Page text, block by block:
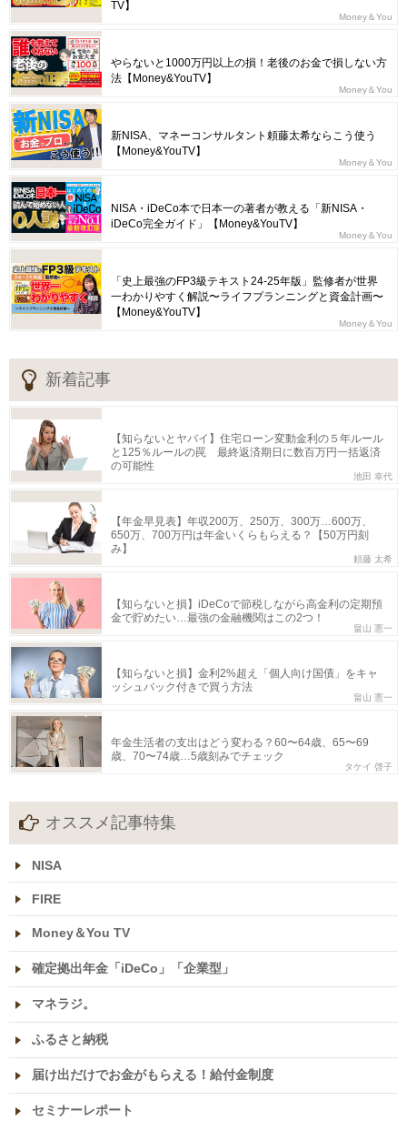
TV】
Money＆You
やらないと1000万円以上の損！老後のお金で損しない方
法【Money&YouTV】
Money＆You
新NISA、マネーコンサルタント頼藤太希ならこう使う
【Money&YouTV】
Money＆You
NISA・iDeCo本で日本一の著者が教える「新NISA・
iDeCo完全ガイド」【Money&YouTV】
Money＆You
「史上最強のFP3級テキスト24-25年版」監修者が世界
一わかりやすく解説〜ライフプランニングと資金計画〜
【Money&YouTV】
Money＆You
新着記事
【知らないとヤバイ】住宅ローン変動金利の５年ルール
と125％ルールの罠 最終返済期日に数百万円一括返済
の可能性
池田 幸代
【年金早見表】年収200万、250万、300万…600万、
650万、700万円は年金いくらもらえる？【50万円刻
み】
頼藤 太希
【知らないと損】iDeCoで節税しながら高金利の定期預
金で貯めたい…最強の金融機関はこの2つ！
畠山 憲一
【知らないと損】金利2%超え「個人向け国債」をキャ
ッシュバック付きで買う方法
畠山 憲一
年金生活者の支出はどう変わる？60〜64歳、65〜69
歳、70〜74歳…5歳刻みでチェック
タケイ 啓子
オススメ記事特集
NISA
FIRE
Money＆You TV
確定拠出年金「iDeCo」「企業型」
マネラジ。
ふるさと納税
届け出だけでお金がもらえる！給付金制度
セミナーレポート